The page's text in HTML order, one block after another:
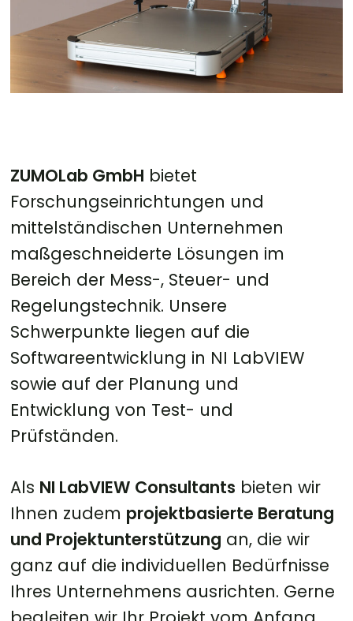
ZUMOLab GmbH bietet
Forschungseinrichtungen und
mittelständischen Unternehmen
maßgeschneiderte Lösungen im
Bereich der Mess-, Steuer- und
Regelungstechnik. Unsere
Schwerpunkte liegen auf die
Softwareentwicklung in NI LabVIEW
sowie auf der Planung und
Entwicklung von Test- und
Prüfständen.
Als NI LabVIEW Consultants bieten wir
Ihnen zudem projektbasierte Beratung
und Projektunterstützung an, die wir
ganz auf die individuellen Bedürfnisse
Ihres Unternehmens ausrichten. Gerne